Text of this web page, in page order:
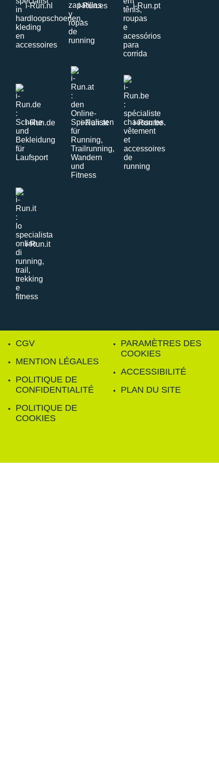
i-Run.nl i-Run.es i-Run.pt
i-Run.de i-Run.at i-Run.be
i-Run.it
CGV
MENTION LÉGALES
POLITIQUE DE
CONFIDENTIALITÉ
POLITIQUE DE
COOKIES
PARAMÈTRES DES
COOKIES
ACCESSIBILITÉ
PLAN DU SITE